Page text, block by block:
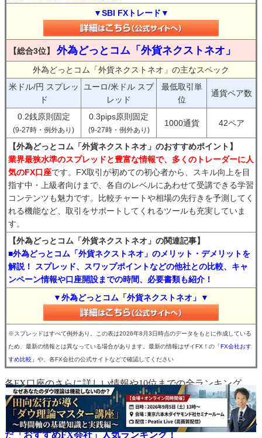
▼SBI FXトレード▼
【総合3位】 外為どっとコム「外貨ネクストネオ」
外為どっとコム「外貨ネクストネオ」の主なスペック
米ドル/円 スプレッ
ド
ユーロ/米ドル スプ
レッド
最低取引単
位
通貨ペア数
0.2銭原則固定
(9-27時・例外あり)
0.3pips原則固定
(9-27時・例外あり)
1000通貨 42ペア
【外為どっとコム「外貨ネクストネオ」のおすすめポイント】
業界最狭水準のスプレッドと豊富な情報で、多くのトレーダーに人
気のFX口座です。FX取引が初めての初心者から、スキル向上を目
指す中・上級者向けまで、各自のレベルにあわせて受講できる学習
コンテンツも魅力です。比較チャートや相場の先行きを予測してく
れる機能など、取引をサポートしてくれるツールも充実していま
す。
【外為どっとコム「外貨ネクストネオ」の関連記事】
■外為どっとコム「外貨ネクストネオ」のメリット・デメリットを
解説！ スプレッド、スワップポイントなどの他社との比較、キャ
ンペーン情報や口座開設までの時間、必要書類も紹介！
▼外為どっとコム「外貨ネクストネオ」▼
※スプレッドはすべて例外あり。この表は2026年8月3日時点のデータをもとに作成している
ため、最新の情報とは異なっている場合があります。最新の情報はザイFX！の 「FX会社おす
すめ比較」 や、各FX会社の公式サイトなどで確認してください
各FX口座のさらに詳しい情報や10位までの全ランキング
は、以下よりご覧ください。
【※関連記事はこちら！】
⇒FXトレーダーのリアルな声を反映！ ザイFX！読者が選ん
だ「おすすめFX会社」人気ランキング！